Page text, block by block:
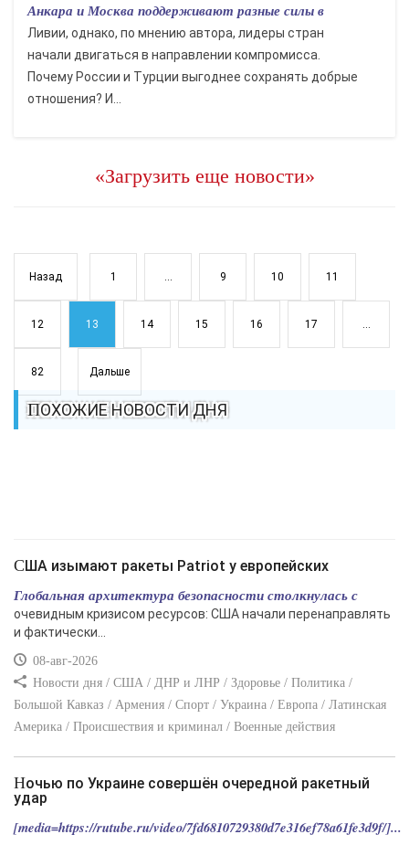
Анкара и Москва поддерживают разные силы в
Ливии, однако, по мнению автора, лидеры стран
начали двигаться в направлении компромисса.
Почему России и Турции выгоднее сохранять добрые
отношения? И...
«Загрузить еще новости»
Назад 1 ... 9 10 11
12 13 14 15 16 17 ...
82 Дальше
ПОХОЖИЕ НОВОСТИ ДНЯ
США изымают ракеты Patriot у европейских
Глобальная архитектура безопасности столкнулась с
очевидным кризисом ресурсов: США начали перенаправлять
и фактически...
08-авг-2026
Новости дня / США / ДНР и ЛНР / Здоровье / Политика /
Большой Кавказ / Армения / Спорт / Украина / Европа / Латинская
Америка / Происшествия и криминал / Военные действия
Ночью по Украине совершён очередной ракетный
удар
[media=https://rutube.ru/video/7fd6810729380d7e316ef78a61fe3d9f/]...